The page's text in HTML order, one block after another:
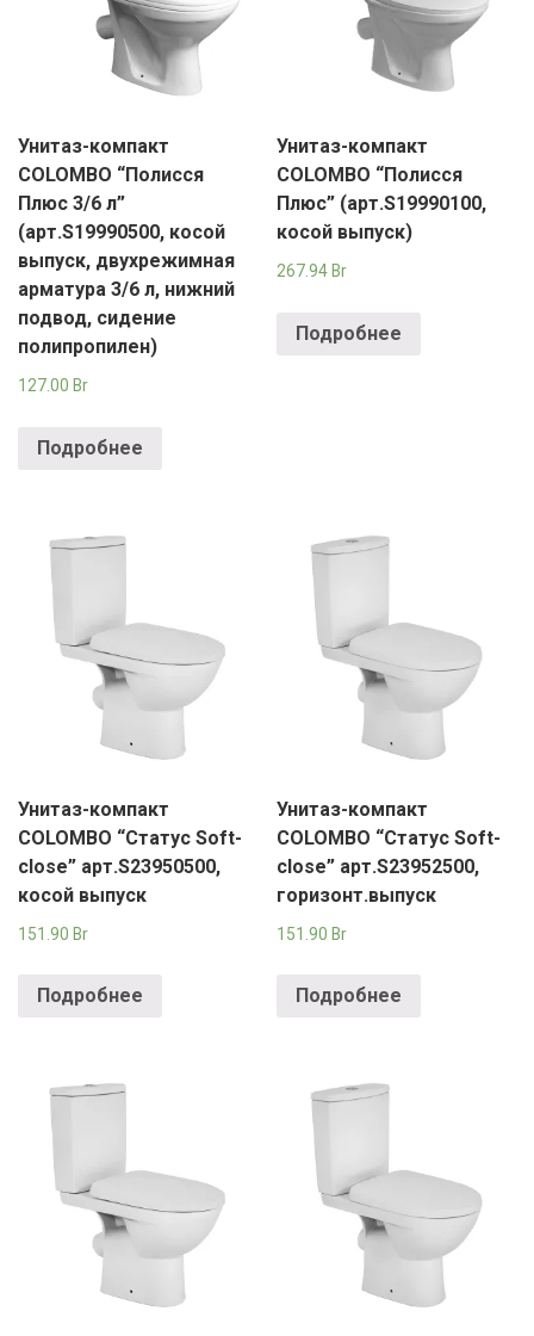
Унитаз-компакт
COLOMBO “Полисся
Плюс 3/6 л”
(арт.S19990500, косой
выпуск, двухрежимная
арматура 3/6 л, нижний
подвод, сидение
полипропилен)
127.00 Br
Подробнее
Унитаз-компакт
COLOMBO “Полисся
Плюс” (арт.S19990100,
косой выпуск)
267.94 Br
Подробнее
Унитаз-компакт
COLOMBO “Статус Soft-
close” арт.S23950500,
косой выпуск
151.90 Br
Подробнее
Унитаз-компакт
COLOMBO “Статус Soft-
close” арт.S23952500,
горизонт.выпуск
151.90Br
Подробнее